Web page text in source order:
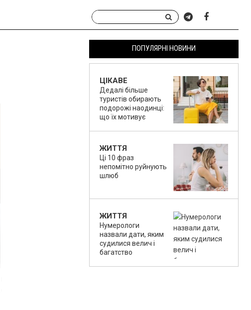
ПОПУЛЯРНІ НОВИНИ
ЦІКАВЕ
Дедалі більше
туристів обирають
подорожі наодинці:
що їх мотивує
ЖИТТЯ
Ці 10 фраз
непомітно руйнують
шлюб
ЖИТТЯ
Нумерологи
назвали дати, яким
судилися велич і
багатство